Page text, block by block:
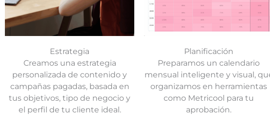
Estrategia
Creamos una estrategia
personalizada de contenido y
campañas pagadas, basada en
tus objetivos, tipo de negocio y
el perfil de tu cliente ideal.
Planificación
Preparamos un calendario
mensual inteligente y visual,
organizamos en herramientas
como Metricool para tu
aprobación.